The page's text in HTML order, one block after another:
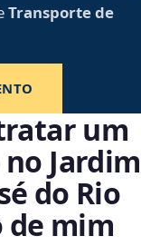
Transporte de
um
Jardim
do Rio
de mim